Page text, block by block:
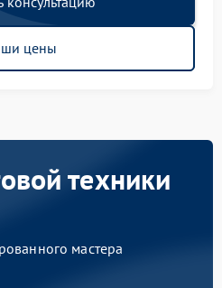
цены
техники
мастера